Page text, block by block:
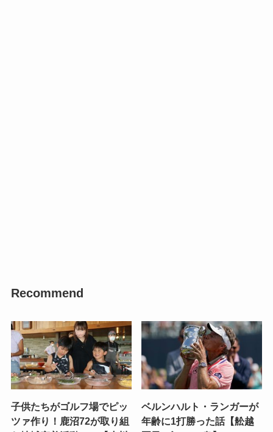
Recommend
子供たちがゴルフ場でピッ
ツァ作り！鹿沼72が取り組
ベルンハルト・ランガーが
年齢に1打勝った話【舩越